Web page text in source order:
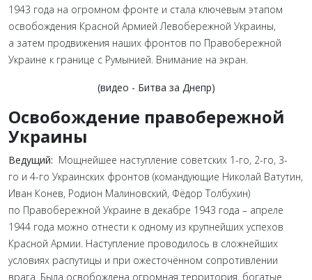
1943 года на огромном фронте и стала ключевым этапом
освобождения Красной Армией Левобережной Украины,
а затем продвижения наших фронтов по Правобережной
Украине к границе с Румынией. Внимание на экран.
(видео - Битва за Днепр)
Освобождение правобережной
Украины
Ведущий: Мощнейшее наступление советских 1-го, 2-го, 3-
го и 4-го Украинских фронтов (командующие Николай Ватутин,
Иван Конев, Родион Малиновский, Фёдор Толбухин)
по Правобережной Украине в декабре 1943 года – апреле
1944 года можно отнести к одному из крупнейших успехов
Красной Армии. Наступление проводилось в сложнейших
условиях распутицы и при ожесточённом сопротивлении
врага. Была освобождена огромная территория, богатые